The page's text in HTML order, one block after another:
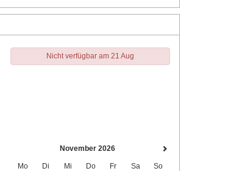
Nicht verfügbar am 21 Aug
November 2026
Mo Di Mi Do Fr Sa So